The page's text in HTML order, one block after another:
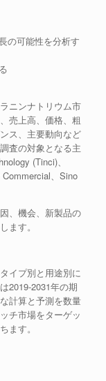
の可能性を分析す
ニンナトリウム市
売上高、価格、粗
ス、主要動向など
査の対象となる主
(Tinci)、
、Sino
、機会、新製品の
ます。
イプ別と用途別に
2019-2031年の期
計算と予測を数量
チ市場をターゲッ
ます。